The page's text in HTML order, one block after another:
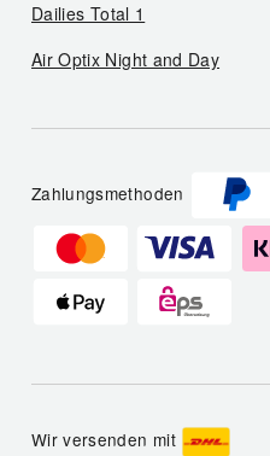
Dailies Total 1
Air Optix Night and Day
Zahlungsmethoden
Wir versenden mit